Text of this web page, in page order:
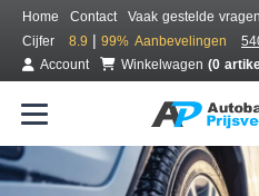
Home Contact
Vaak gestelde vragen
Cijfer
8.9 | 99% Aanbevelingen
Account
Winkelwagen (0